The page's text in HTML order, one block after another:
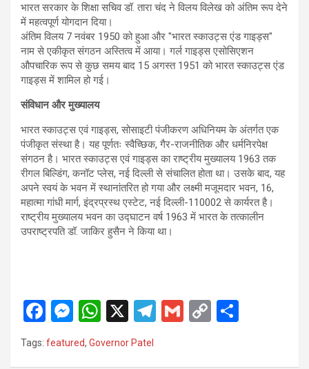
भारत सरकार के शिक्षा सचिव डॉ. तारा चंद ने विलय विलेख को अंतिम रूप देने
में महत्वपूर्ण योगदान दिया।
अंतिम विलय 7 नवंबर 1950 को हुआ और "भारत स्काउट्स एंड गाइड्स"
नाम से एकीकृत संगठन अस्तित्व में आया। गर्ल गाइड्स एसोसिएशन
औपचारिक रूप से कुछ समय बाद 15 अगस्त 1951 को भारत स्काउट्स एंड
गाइड्स में शामिल हो गई।
संविधान और मुख्यालय
भारत स्काउट्स एवं गाइड्स, सोसाइटी पंजीकरण अधिनियम के अंतर्गत एक
पंजीकृत संस्था है। यह पूर्णतः स्वैच्छिक, गैर-राजनीतिक और धर्मनिरपेक्ष
संगठन है। भारत स्काउट्स एवं गाइड्स का राष्ट्रीय मुख्यालय 1963 तक
रीगल बिल्डिंग, कनॉट प्लेस, नई दिल्ली से संचालित होता था। उसके बाद, यह
अपने स्वयं के भवन में स्थानांतरित हो गया और लक्ष्मी मजूमदार भवन, 16,
महात्मा गांधी मार्ग, इंद्रप्रस्थ एस्टेट, नई दिल्ली-110002 से कार्यरत है।
राष्ट्रीय मुख्यालय भवन का उद्घाटन वर्ष 1963 में भारत के तत्कालीन
उपराष्ट्रपति डॉ. जाकिर हुसैन ने किया था।
F
a
ce
M
es
se
W
at
X
T
G
C
Tags: featured, Governor Patel